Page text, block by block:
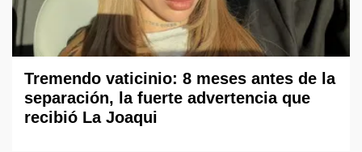
Tremendo vaticinio: 8 meses antes de la
separación, la fuerte advertencia que
recibió La Joaqui